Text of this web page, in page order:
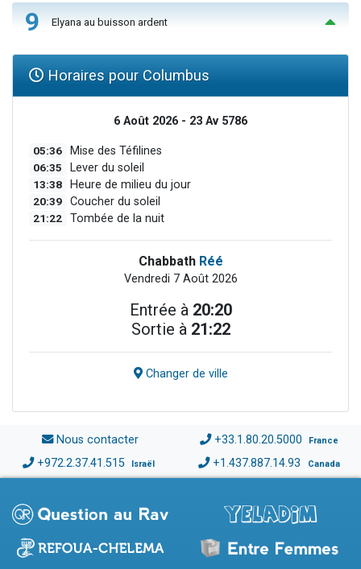
9 Elyana au buisson ardent
Horaires pour Columbus
6 Août 2026 - 23 Av 5786
05:36 Mise des Téfilines
06:35 Lever du soleil
13:38 Heure de milieu du jour
20:39 Coucher du soleil
21:22 Tombée de la nuit
Chabbath Réé
Vendredi 7 Août 2026
Entrée à 20:20
Sortie à 21:22
Changer de ville
Nous contacter +33.1.80.20.5000 France
+972.2.37.41.515 Israël +1.437.887.14.93 Canada